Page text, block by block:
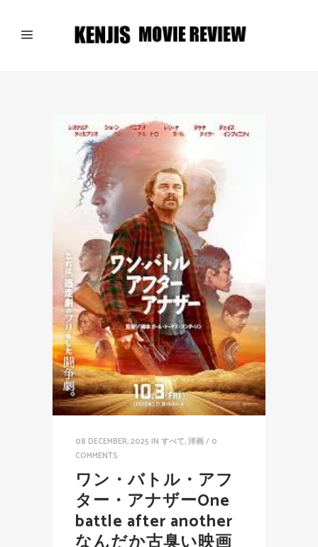
08 DECEMBER, 2025 IN すべて,洋画/ 0
COMMENTS
ワン・バトル・アフ
ター・アナザーOne
battle after another